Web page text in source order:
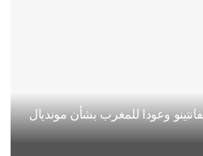
وعودا للمغرب بشأن مونديال